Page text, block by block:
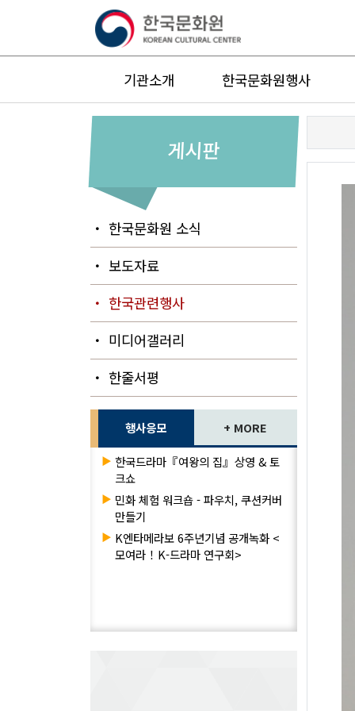
기관소개 한국문화원행사
게시판
・ 한국문화원 소식
・ 보도자료
・ 한국관련행사
・ 미디어갤러리
・ 한줄서평
행사응모 + MORE
▶ 한국드라마『여왕의 집』상영 & 토
크쇼
▶ 민화 체험 워크숍 - 파우치, 쿠션커버
만들기
▶ K엔타메라보 6주년기념 공개녹화 <
모여라！K-드라마 연구회>